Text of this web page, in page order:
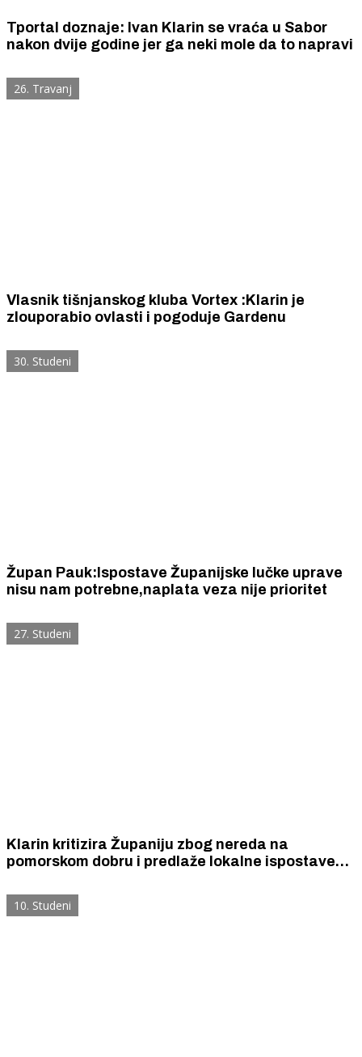
Tportal doznaje: Ivan Klarin se vraća u Sabor
nakon dvije godine jer ga neki mole da to napravi
26. Travanj
Vlasnik tišnjanskog kluba Vortex :Klarin je
zlouporabio ovlasti i pogoduje Gardenu
30. Studeni
Župan Pauk:Ispostave Županijske lučke uprave
nisu nam potrebne,naplata veza nije prioritet
27. Studeni
Klarin kritizira Županiju zbog nereda na
pomorskom dobru i predlaže lokalne ispostave
10. Studeni